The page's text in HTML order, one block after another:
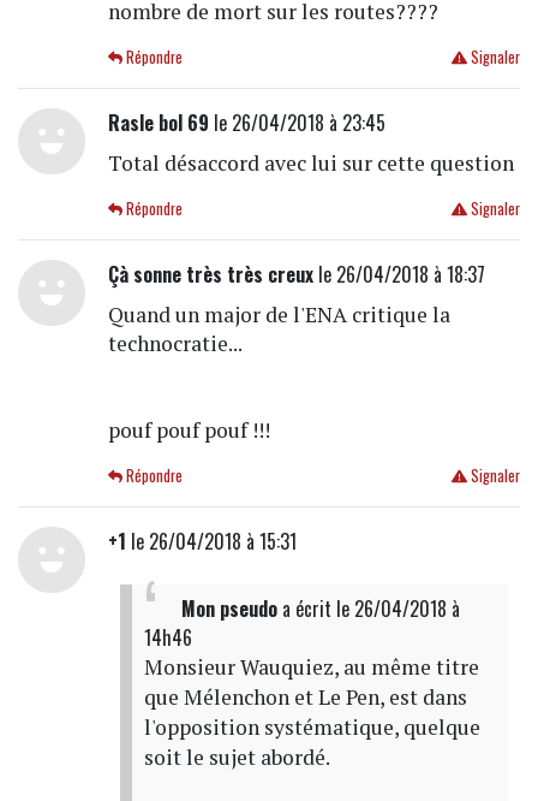
nombre de mort sur les routes????
Signaler
Répondre
Rasle bol 69 le 26/04/2018 à 23:45
Total désaccord avec lui sur cette question
Signaler
Répondre
Çà sonne très très creuxle 26/04/2018 à 18:37
Quand un major de l'ENA critique la
technocratie...
pouf pouf pouf !!!
Signaler
Répondre
+1 le 26/04/2018 à 15:31
Mon pseudoa écrit le 26/04/2018 à
14h46
Monsieur Wauquiez, au même titre
que Mélenchon et Le Pen, est dans
l'opposition systématique, quelque
soit le sujet abordé.